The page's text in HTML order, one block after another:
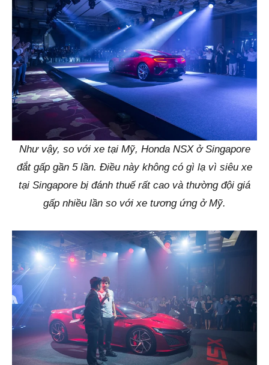
Như vậy, so với xe tại Mỹ, Honda NSX ở Singapore
đắt gấp gần 5 lần. Điều này không có gì lạ vì siêu xe
tại Singapore bị đánh thuế rất cao và thường đội giá
gấp nhiều lần so với xe tương ứng ở Mỹ.